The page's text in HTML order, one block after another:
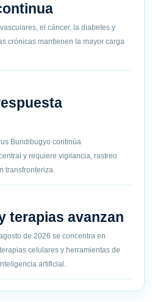
el cáncer, la diabetes y
crónicas mantienen la mayor carga
Bundibugyo continúa
y requiere vigilancia, rastreo
transfronteriza.
terapias avanzan
de 2026 se concentra en
celulares y herramientas de
artificial.